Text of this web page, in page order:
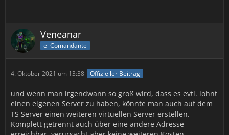
Veneanar
el Comandante
4. Oktober 2021 um 13:38 Offizieller Beitrag
und wenn man irgendwann so groß wird, dass es evtl. lohnt
einen eigenen Server zu haben, könnte man auch auf dem
TS Server einen weiteren virtuellen Server erstellen.
Komplett getrennt auch über eine andere Adresse